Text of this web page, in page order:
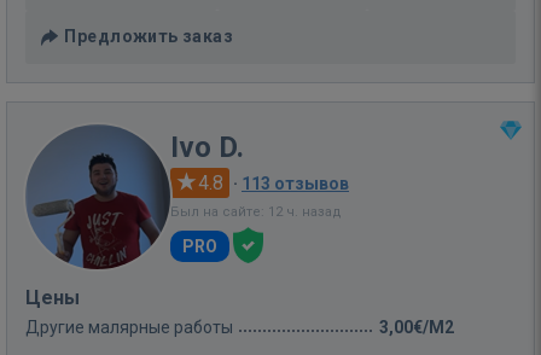
Предложить заказ
Ivo D.
4.8 · 113 отзывов
Был на сайте: 12 ч. назад
PRO
Цены
Другие малярные работы 3,00€/M2